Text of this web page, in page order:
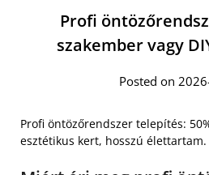
Profi
szakember vagy
Posted on
Profi öntözőrendszer telepítés:
esztétikus kert, hosszú élettartam.